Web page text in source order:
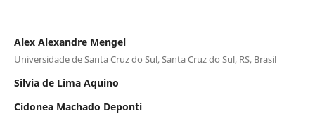
Alex Alexandre Mengel
Universidade de Santa Cruz do Sul, Santa Cruz do Sul, RS, Brasil
Silvia de Lima Aquino
Cidonea Machado Deponti